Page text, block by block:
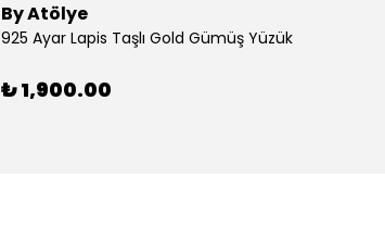
By Atölye
925 Ayar Lapis Taşlı Gold Gümüş Yüzük
₺ 1,900.00